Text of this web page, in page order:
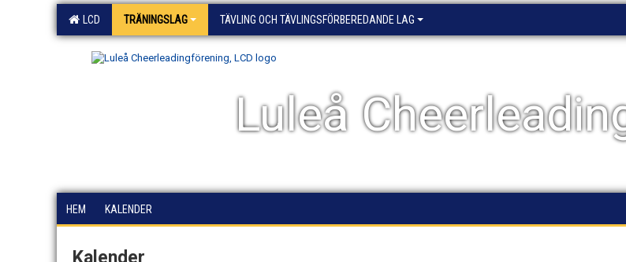
LCD TRÄNINGSLAG TÄVLING OCH TÄVLINGSFÖRBEREDANDE LAG
Luleå
HEM KALENDER
Kalender